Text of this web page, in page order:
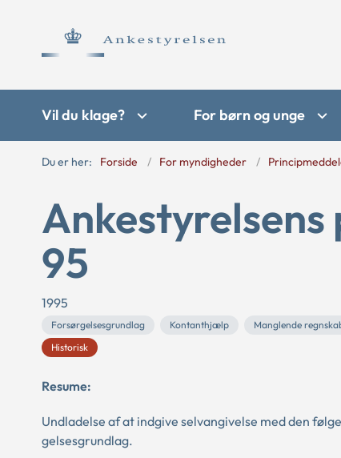
Vil du klage? For børn og unge
Du er her: Forside For myndigheder
95
1995
Forsørgelsesgrundlag Kontanthjælp Manglende
Historisk
Resume:
Undladelse af at indgive selvangivelse med den
gelsesgrundlag.